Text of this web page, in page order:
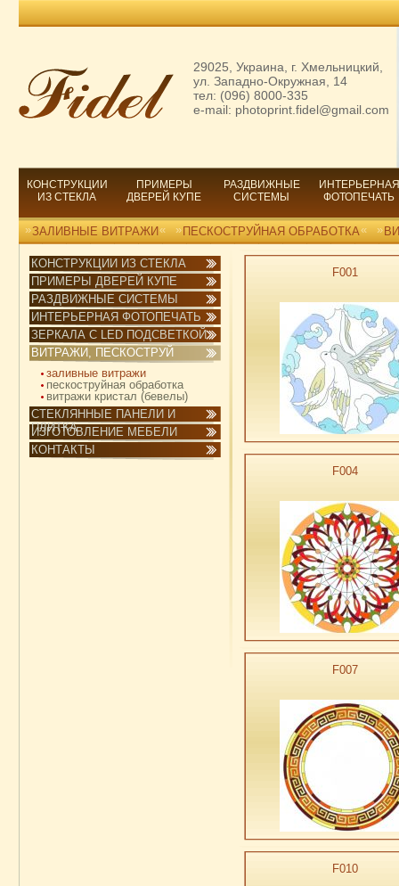
29025, Украина, г. Хмельницкий,
ул. Западно-Окружная, 14
тел: (096) 8000-335
e-mail: photoprint.fidel@gmail.com
КОНСТРУКЦИИ
ИЗ СТЕКЛА
ПРИМЕРЫ
ДВЕРЕЙ КУПЕ
РАЗДВИЖНЫЕ
СИСТЕМЫ
ИНТЕРЬЕРНАЯ
ФОТОПЕЧАТЬ
»ЗАЛИВНЫЕ ВИТРАЖИ« » ПЕСКОСТРУЙНАЯ ОБРАБОТКА« »
КОНСТРУКЦИИ ИЗ СТЕКЛА
ПРИМЕРЫ ДВЕРЕЙ КУПЕ
РАЗДВИЖНЫЕ СИСТЕМЫ
ИНТЕРЬЕРНАЯ ФОТОПЕЧАТЬ
ЗЕРКАЛА С LED ПОДСВЕТКОЙ
ВИТРАЖИ, ПЕСКОСТРУЙ
заливные витражи
пескоструйная обработка
витражи кристал (бевелы)
СТЕКЛЯННЫЕ ПАНЕЛИ И
ПЛИТКА
ИЗГОТОВЛЕНИЕ МЕБЕЛИ
КОНТАКТЫ
F001
F004
F007
F010